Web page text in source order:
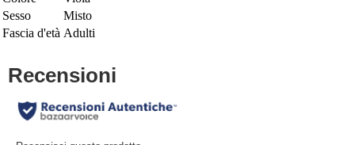
Sesso
Misto
Fascia d'età Adulti